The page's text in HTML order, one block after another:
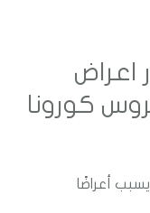
كورونا
أعراضًا